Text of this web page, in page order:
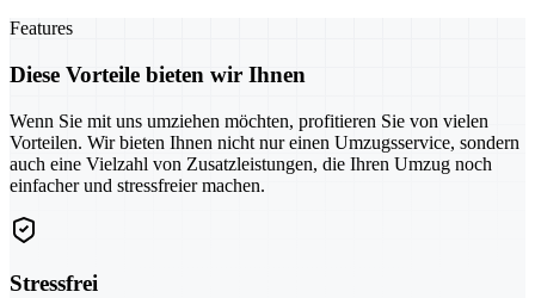
Features
Diese Vorteile bieten wir Ihnen
Wenn Sie mit uns umziehen möchten, profitieren Sie von vielen
Vorteilen. Wir bieten Ihnen nicht nur einen Umzugsservice, sondern
auch eine Vielzahl von Zusatzleistungen, die Ihren Umzug noch
einfacher und stressfreier machen.
Stressfrei